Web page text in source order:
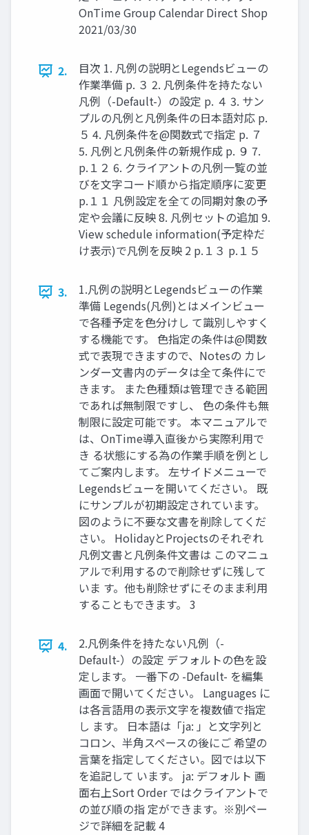
OnTime Group Calendar Direct Shop
2021/03/30
2.
目次 1. 凡例の説明とLegendsビューの
作業準備 p. ３ 2. 凡例条件を持たない
凡例（-Default-）の設定 p. ４ 3. サン
プルの凡例と凡例条件の日本語対応 p.
５ 4. 凡例条件を@関数式で指定 p. ７
5. 凡例と凡例条件の新規作成 p. ９ 7.
p.１２ 6. クライアントの凡例一覧の並
びを文字コード順から指定順序に変更
p.１１ 凡例設定を全ての同期対象の予
定や会議に反映 8. 凡例セットの追加 9.
View schedule information(予定枠だ
け表示)で凡例を反映 2 p.１３ p.１５
3.
1.凡例の説明とLegendsビューの作業
準備 Legends(凡例)とはメインビュー
で各種予定を色分けし て識別しやすく
する機能です。 色指定の条件は@関数
式で表現できますので、Notesの カレ
ンダー文書内のデータは全て条件にで
きます。 また色種類は管理できる範囲
であれば無制限ですし、 色の条件も無
制限に設定可能です。 本マニュアルで
は、OnTime導入直後から実際利用で
き る状態にする為の作業手順を例とし
てご案内します。 左サイドメニューで
Legendsビューを開いてください。 既
にサンプルが初期設定されています。
図のように不要な文書を削除してくだ
さい。 HolidayとProjectsのそれぞれ
凡例文書と凡例条件文書は このマニュ
アルで利用するので削除せずに残して
いま す。他も削除せずにそのまま利用
することもできます。 3
4.
2.凡例条件を持たない凡例（-
Default-）の設定 デフォルトの色を設
定します。 一番下の -Default- を編集
画面で開いてください。 Languages に
は各言語用の表示文字を複数値で指定
し ます。 日本語は「ja: 」と文字列と
コロン、半角スペースの後にご 希望の
言葉を指定してください。図では以下
を追記して います。 ja: デフォルト 画
面右上Sort Order ではクライアントで
の並び順の指 定ができます。※別ペー
ジで詳細を記載 4